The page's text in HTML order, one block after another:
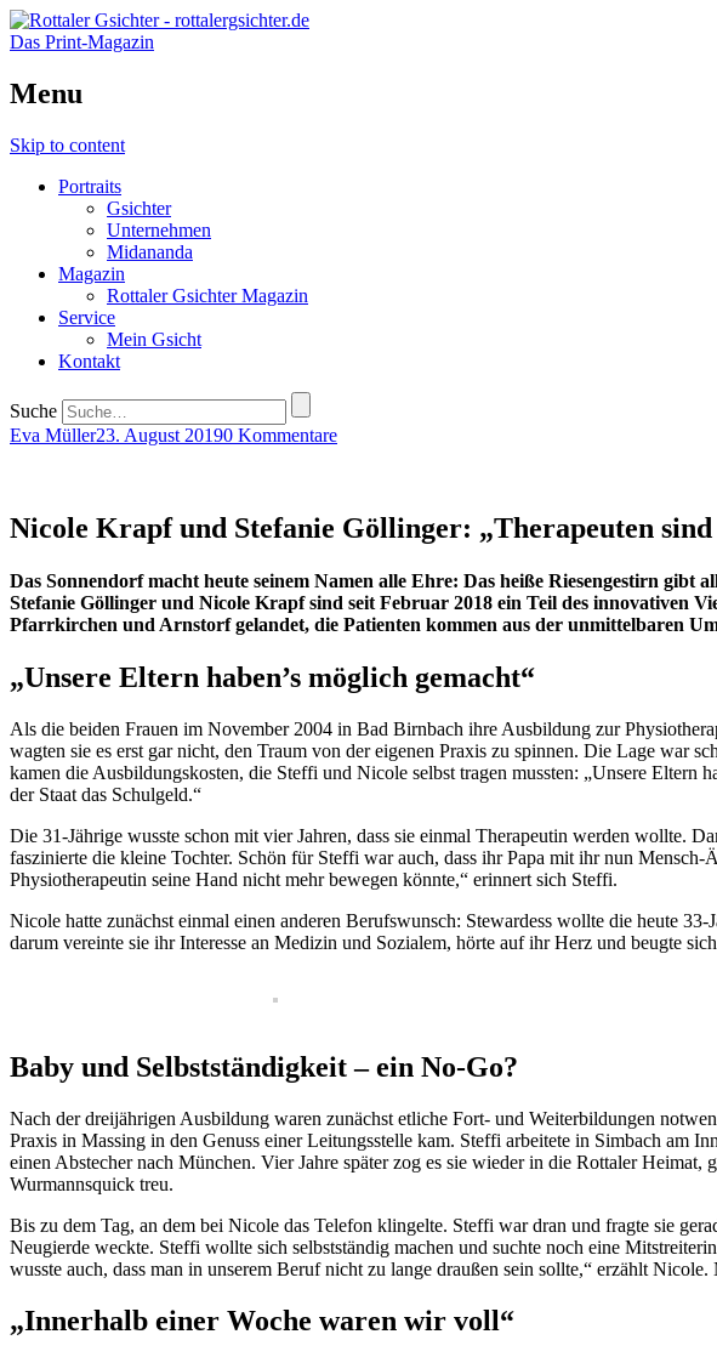
Das Print-Magazin
Menu
Skip to content
Portraits
Gsichter
Unternehmen
Midananda
Magazin
Rottaler Gsichter Magazin
Service
Mein Gsicht
Kontakt
Suche
Eva Müller23. August 20190 Kommentare
Nicole Krapf und Stefanie Göllinger: „Therapeuten sind
Das Sonnendorf macht heute seinem Namen alle Ehre: Das heiße Riesengestirn
Stefanie Göllinger und Nicole Krapf sind seit Februar 2018 ein Teil des innovativen
Pfarrkirchen und Arnstorf gelandet, die Patienten kommen aus der unmittelbaren
„Unsere Eltern haben’s möglich gemacht“
Als die beiden Frauen im November 2004 in Bad Birnbach ihre Ausbildung zur
wagten sie es erst gar nicht, den Traum von der eigenen Praxis zu spinnen. Die Lage war
kamen die Ausbildungskosten, die Steffi und Nicole selbst tragen mussten: „Unsere Eltern
der Staat das Schulgeld.“
Die 31-Jährige wusste schon mit vier Jahren, dass sie einmal Therapeutin werden wollte.
faszinierte die kleine Tochter. Schön für Steffi war auch, dass ihr Papa mit ihr nun
Physiotherapeutin seine Hand nicht mehr bewegen könnte,“ erinnert sich Steffi.
Nicole hatte zunächst einmal einen anderen Berufswunsch: Stewardess wollte die heute
darum vereinte sie ihr Interesse an Medizin und Sozialem, hörte auf ihr Herz und beugte
Baby und Selbstständigkeit – ein No-Go?
Nach der dreijährigen Ausbildung waren zunächst etliche Fort- und Weiterbildungen
Praxis in Massing in den Genuss einer Leitungsstelle kam. Steffi arbeitete in Simbach am
einen Abstecher nach München. Vier Jahre später zog es sie wieder in die Rottaler
Wurmannsquick treu.
Bis zu dem Tag, an dem bei Nicole das Telefon klingelte. Steffi war dran und fragte sie
Neugierde weckte. Steffi wollte sich selbstständig machen und suchte noch eine
wusste auch, dass man in unserem Beruf nicht zu lange draußen sein sollte,“ erzählt
„Innerhalb einer Woche waren wir voll“